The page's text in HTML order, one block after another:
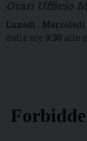
Lunedì - Mercoledì
dalle ore 9:30 alle